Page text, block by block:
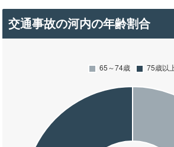
交通事故の河内の年齢割合